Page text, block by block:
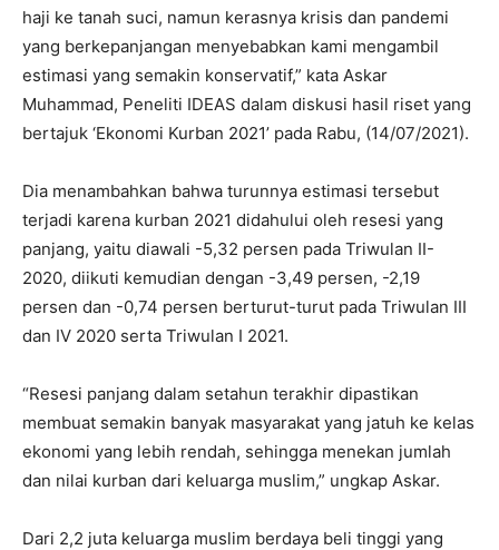
haji ke tanah suci, namun kerasnya krisis dan pandemi
yang berkepanjangan menyebabkan kami mengambil
estimasi yang semakin konservatif,” kata Askar
Muhammad, Peneliti IDEAS dalam diskusi hasil riset yang
bertajuk ‘Ekonomi Kurban 2021’ pada Rabu, (14/07/2021).
Dia menambahkan bahwa turunnya estimasi tersebut
terjadi karena kurban 2021 didahului oleh resesi yang
panjang, yaitu diawali -5,32 persen pada Triwulan II-
2020, diikuti kemudian dengan -3,49 persen, -2,19
persen dan -0,74 persen berturut-turut pada Triwulan III
dan IV 2020 serta Triwulan I 2021.
“Resesi panjang dalam setahun terakhir dipastikan
membuat semakin banyak masyarakat yang jatuh ke kelas
ekonomi yang lebih rendah, sehingga menekan jumlah
dan nilai kurban dari keluarga muslim,” ungkap Askar.
Dari 2,2 juta keluarga muslim berdaya beli tinggi yang